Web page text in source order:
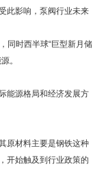
此影响，泵阀行业未来
同时西半球“巨型新月储
。
能源格局和经济发展方
原材料主要是钢铁这种
开始触及到行业政策的